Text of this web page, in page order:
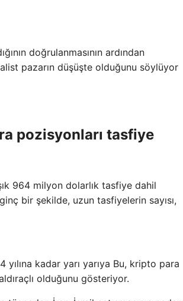
doğrulanmasının ardından
pazarın düşüşte olduğunu söylüyor
pozisyonları tasfiye
964 milyon dolarlık tasfiye dahil
bir şekilde, uzun tasfiyelerin sayısı,
yılına kadar yarı yarıya Bu, kripto para
olduğunu gösteriyor.